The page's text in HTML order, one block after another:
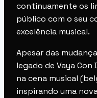
continuamente os
público com o seu
excelência musical.
Apesar das
legado de Vaya Con
na cena musical
inspirando uma